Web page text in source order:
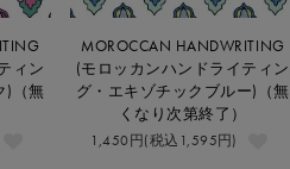
ィン
)（無
MOROCCAN HANDWRITING
(モロッカンハンドライティン
グ・エキゾチックブルー)（無
くなり次第終了）
1,450円(税込1,595円)